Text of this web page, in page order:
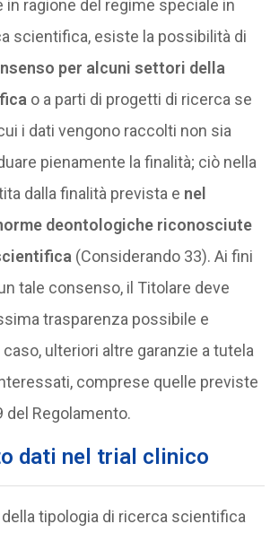
in ragione del regime speciale in
scientifica, esiste la possibilità di
per alcuni settori della
o a parti di progetti di ricerca se
i dati vengono raccolti non sia
pienamente la finalità; ciò nella
dalla finalità prevista e nel
deontologiche riconosciute
(Considerando 33). Ai fini
tale consenso, il Titolare deve
trasparenza possibile e
ulteriori altre garanzie a tutela
comprese quelle previste
del Regolamento.
dati nel trial clinico
tipologia di ricerca scientifica